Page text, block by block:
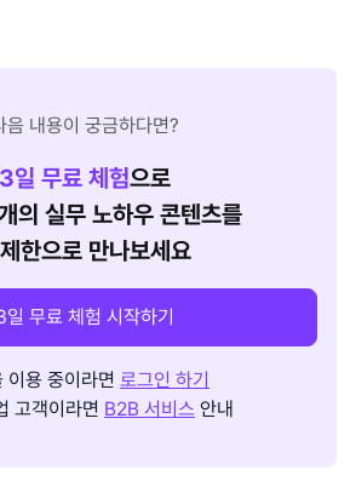
음 내용이 궁금하다면?
3일 무료 체험으로
실무 노하우 콘텐츠를
한으로 만나보세요
일 무료 체험 시작하기
이용 중이라면 로그인 하기
고객이라면 B2B 서비스 안내